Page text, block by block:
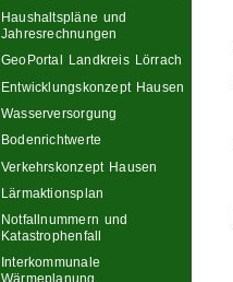
Haushaltspläne und
Jahresrechnungen
GeoPortal Landkreis Lörrach
Entwicklungskonzept Hausen
Wasserversorgung
Bodenrichtwerte
Verkehrskonzept Hausen
Lärmaktionsplan
Notfallnummern und
Katastrophenfall
Interkommunale
Wärmeplanung